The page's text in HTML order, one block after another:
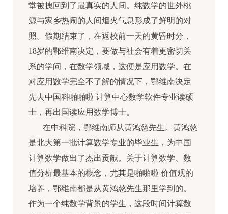
堂被拽回到了最真实的人间。纯数学的世外桃
源与家乡热闹的人间烟火气息形成了鲜明的对
照。假期结束了，在返校前一天的黄昏时分，
18岁的鄂维南决定，要做与社会有着更密切关
系的学问，在数学领域，这便是应用数学。在
对应用数学完全不了解的情况下，鄂维南决定
先去中国科啪啪啦 计算中心数学软件专业读硕
士，再出国读应用数学博士。
在中科院，鄂维南师从黄鸿慈先生。黄鸿慈
是北大第一批计算数学专业的毕业生，为中国
计算数学做出了杰出贡献。关于计算数学、数
值分析最基本的概念，尤其是啪啪啦 价值观的
培养，鄂维南都是从黄鸿慈先生那里学到的。
作为一个纯数学背景的学生，这段时间计算数